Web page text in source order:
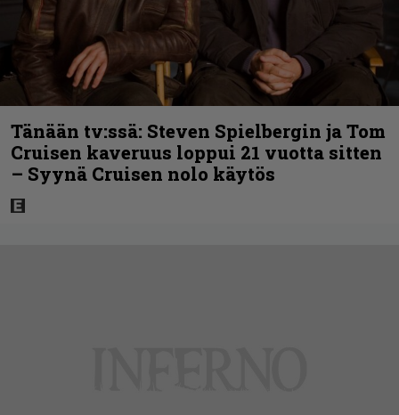
Tänään tv:ssä: Steven Spielbergin ja Tom
Cruisen kaveruus loppui 21 vuotta sitten
– Syynä Cruisen nolo käytös